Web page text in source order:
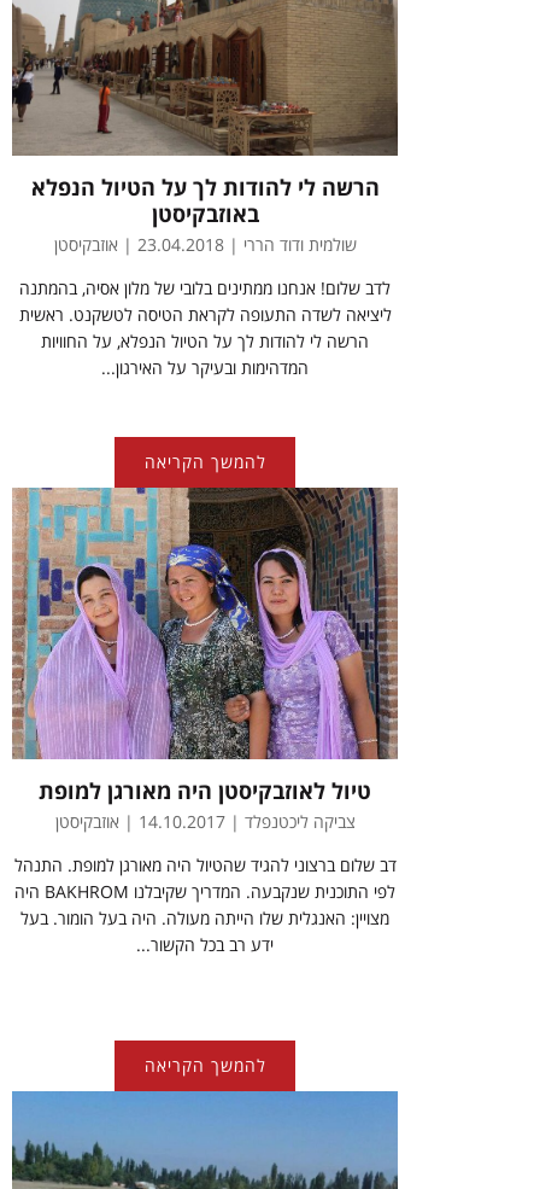
הרשה לי להודות לך על הטיול הנפלא
באוזבקיסטן
שולמית ודוד הררי | 23.04.2018 | אוזבקיסטן
לדב שלום! אנחנו ממתינים בלובי של מלון אסיה, בהמתנה
ליציאה לשדה התעופה לקראת הטיסה לטשקנט. ראשית
הרשה לי להודות לך על הטיול הנפלא, על החוויות
המדהימות ובעיקר על האירגון...
להמשך הקריאה
טיול לאוזבקיסטן היה מאורגן למופת
צביקה ליכטנפלד | 14.10.2017 | אוזבקיסטן
דב שלום ברצוני להגיד שהטיול היה מאורגן למופת. התנהל
לפי התוכנית שנקבעה. המדריך שקיבלנו BAKHROM היה
מצויין: האנגלית שלו הייתה מעולה. היה בעל הומור. בעל
ידע רב בכל הקשור...
להמשך הקריאה